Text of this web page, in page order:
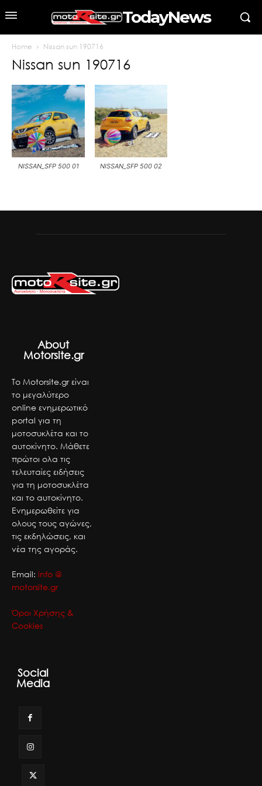
TodayNews
Home Nissan sun 190716
Nissan sun 190716
NISSAN_SFP 500 01 NISSAN_SFP 500 02
About
Motorsite.gr
Το Motorsite.gr είναι
το μεγαλύτερο
online ενημερωτικό
portal για τη
μοτοσυκλέτα και το
αυτοκίνητο. Μάθετε
πρώτοι ολα τις
τελευταίες ειδήσεις
για τη μοτοσυκλέτα
και το αυτοκίνητο.
Ενημερωθείτε για
ολους τους αγώνες,
τις εκδηλώσεις, και
νέα της αγοράς.
Email: info @
motorsite.gr
Όροι Χρήσης &
Cookies
Social
Media